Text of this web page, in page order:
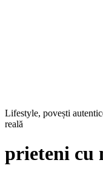
Lifestyle, povești
reală
prieteni cu